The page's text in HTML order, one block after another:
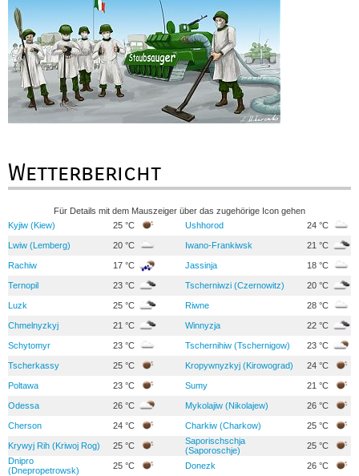
Wetterbericht
Für Details mit dem Mauszeiger über das zugehörige Icon gehen
Kyjiw (Kiew)
25 °C Ushhorod 24 °C
Lwiw (Lemberg) 20 °C Iwano-Frankiwsk 21 °C
Rachiw 17 °C Jassinja 18 °C
Ternopil 23 °C Tscherniwzi (Czernowitz) 20 °C
Luzk 25 °C Riwne 28 °C
Chmelnyzkyj 21 °C Winnyzja 22 °C
Schytomyr 23 °C Tschernihiw (Tschernigow) 23 °C
Tscherkassy 25 °C Kropywnyzkyj (Kirowograd) 24 °C
Poltawa 23 °C Sumy 21 °C
Odessa 26 °C Mykolajiw (Nikolajew) 26 °C
Cherson 24 °C Charkiw (Charkow) 25 °C
Krywyj Rih (Kriwoj Rog) 25 °C
Saporischschja
(Saporoschje)
25 °C
Dnipro
(Dnepropetrowsk)
25 °C Donezk 26 °C